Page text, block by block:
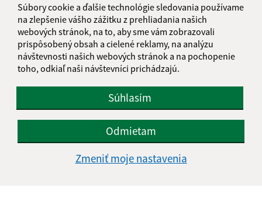
Súbory cookie a ďalšie technológie sledovania používame
na zlepšenie vášho zážitku z prehliadania našich
webových stránok, na to, aby sme vám zobrazovali
prispôsobený obsah a cielené reklamy, na analýzu
návštevnosti našich webových stránok a na pochopenie
toho, odkiaľ naši návštevníci prichádzajú.
Súhlasím
Odmietam
Zmeniť moje nastavenia
900 41 Rovinka
obecrovinka@obecrovinka.sk
+421 245 985 218
IČO: 00305057